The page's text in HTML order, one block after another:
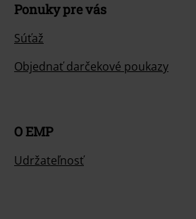
Ponuky pre vás
Súťaž
Objednať darčekové poukazy
O EMP
Udržateľnosť